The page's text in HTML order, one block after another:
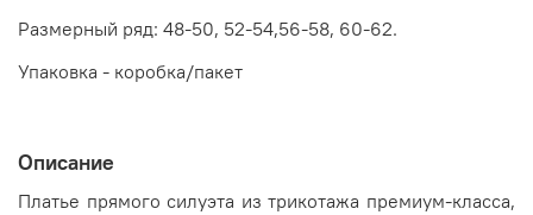
Размерный ряд: 48-50, 52-54,56-58, 60-62.
Упаковка - коробка/пакет
Описание
Платье прямого силуэта из трикотажа премиум-класса,